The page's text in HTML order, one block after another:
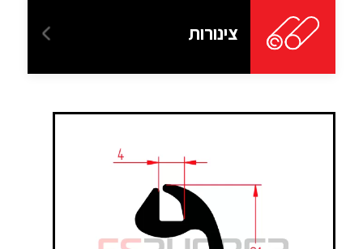
צינורות